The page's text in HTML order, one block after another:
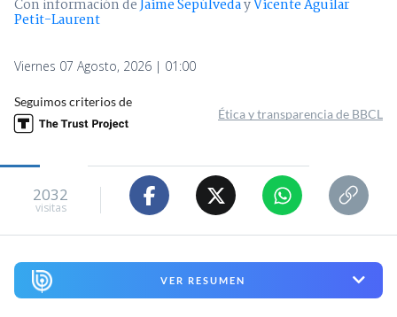
Con información deJaime SepúlvedayVicente Aguilar
Petit-Laurent
Viernes 07 Agosto, 2026 | 01:00
Seguimos criterios de
Ética y transparencia de BBCL
2032
visitas
VER RESUMEN